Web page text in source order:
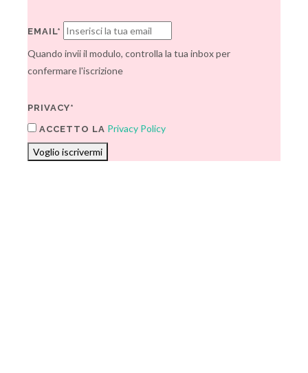
EMAIL*
Quando invii il modulo, controlla la tua inbox per
confermare l'iscrizione
PRIVACY*
ACCETTO LA Privacy Policy
Voglio iscrivermi